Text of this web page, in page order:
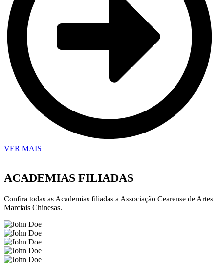
VER MAIS
ACADEMIAS FILIADAS
Confira todas as Academias filiadas a Associação Cearense de Artes
Marciais Chinesas.